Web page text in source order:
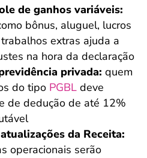
de ganhos variáveis:
bônus, aluguel, lucros
extras ajuda a
na hora da declaração
privada: quem
do tipo PGBL deve
de dedução de até 12%
da Receita:
operacionais serão